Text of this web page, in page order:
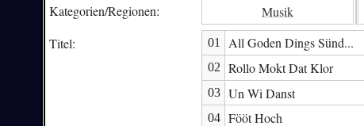
Kategorien/Regionen: Musik
Titel:
01 All Goden Dings Sünd...
02 Rollo Mokt Dat Klor
03 Un Wi Danst
04 Fööt Hoch